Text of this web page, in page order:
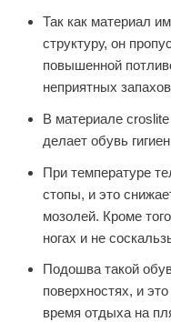
Так как материал
структуру, он
повышенной
неприятных
В материале
делает обувь
При температуре
стопы, и это
мозолей. Кроме
ногах и не
Подошва такой
поверхностях, и
время отдыха на